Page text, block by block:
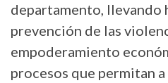
departamento, llevando
prevención de las
empoderamiento
procesos que permitan